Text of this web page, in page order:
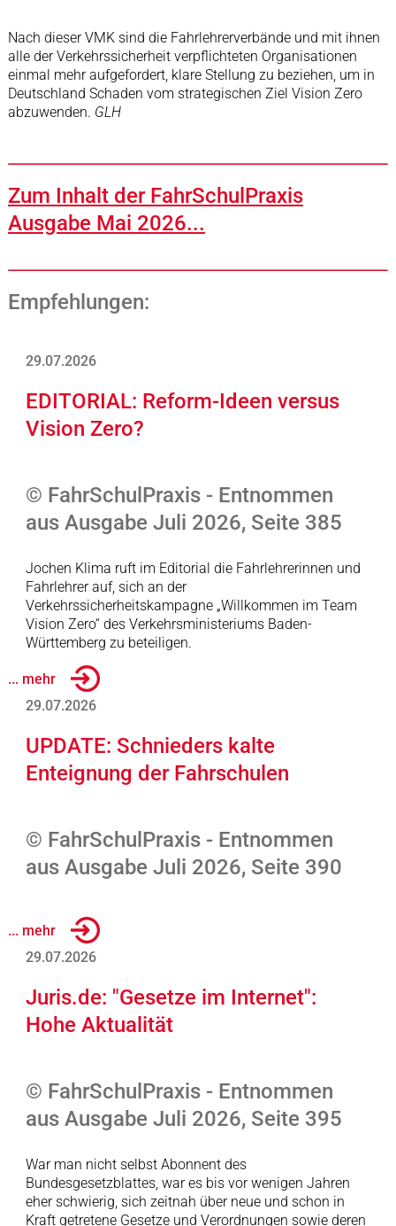
Nach dieser VMK sind die Fahrlehrerverbände und mit ihnen
alle der Verkehrssicherheit verpflichteten Organisationen
einmal mehr aufgefordert, klare Stellung zu beziehen, um in
Deutschland Schaden vom strategischen Ziel Vision Zero
abzuwenden. GLH
Zum Inhalt der FahrSchulPraxis
Ausgabe Mai 2026...
Empfehlungen:
29.07.2026
EDITORIAL: Reform-Ideen versus
Vision Zero?
© FahrSchulPraxis - Entnommen
aus Ausgabe Juli 2026, Seite 385
Jochen Klima ruft im Editorial die Fahrlehrerinnen und
Fahrlehrer auf, sich an der
Verkehrssicherheitskampagne „Willkommen im Team
Vision Zero“ des Verkehrsministeriums Baden-
Württemberg zu beteiligen.
... mehr
29.07.2026
UPDATE: Schnieders kalte
Enteignung der Fahrschulen
© FahrSchulPraxis - Entnommen
aus Ausgabe Juli 2026, Seite 390
... mehr
29.07.2026
Juris.de: "Gesetze im Internet":
Hohe Aktualität
© FahrSchulPraxis - Entnommen
aus Ausgabe Juli 2026, Seite 395
War man nicht selbst Abonnent des
Bundesgesetzblattes, war es bis vor wenigen Jahren
eher schwierig, sich zeitnah über neue und schon in
Kraft getretene Gesetze und Verordnungen sowie deren